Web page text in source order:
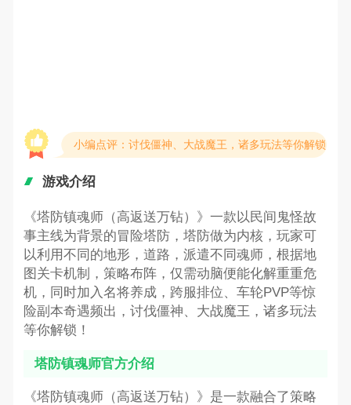
小编点评：讨伐僵神、大战魔王，诸多玩法等你解锁
游戏介绍
《塔防镇魂师（高返送万钻）》一款以民间鬼怪故
事主线为背景的冒险塔防，塔防做为内核，玩家可
以利用不同的地形，道路，派遣不同魂师，根据地
图关卡机制，策略布阵，仅需动脑便能化解重重危
机，同时加入名将养成，跨服排位、车轮PVP等惊
险副本奇遇频出，讨伐僵神、大战魔王，诸多玩法
等你解锁！
塔防镇魂师官方介绍
《塔防镇魂师（高返送万钻）》是一款融合了策略